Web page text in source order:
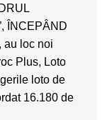
ÎNCEPÂND
au loc noi
Plus, Loto
loto de
16.180 de